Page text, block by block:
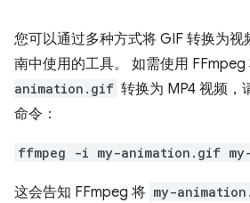
您可以通过多种方式将 GIF 转换为视
南中使用的工具。 如需使用 FFmpeg
animation.gif 转换为 MP4 视频，
命令：
ffmpeg -i my-animation.gif my-
这会告知 FFmpeg 将 my-